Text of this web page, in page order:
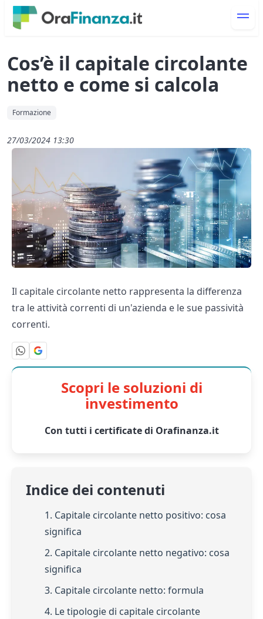
Cos’è il capitale circolante
netto e come si calcola
Formazione
27/03/2024 13:30
Il capitale circolante netto rappresenta la differenza
tra le attività correnti di un'azienda e le sue passività
correnti.
Scopri le soluzioni di
investimento
Con tutti i certificate di Orafinanza.it
Indice dei contenuti
1. Capitale circolante netto positivo: cosa
significa
2. Capitale circolante netto negativo: cosa
significa
3. Capitale circolante netto: formula
4. Le tipologie di capitale circolante